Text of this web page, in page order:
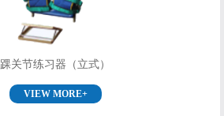
踝关节练习器（立式）
VIEW MORE+